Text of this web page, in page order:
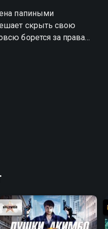
папиными
скрыть свою
борется за права
проучить отца